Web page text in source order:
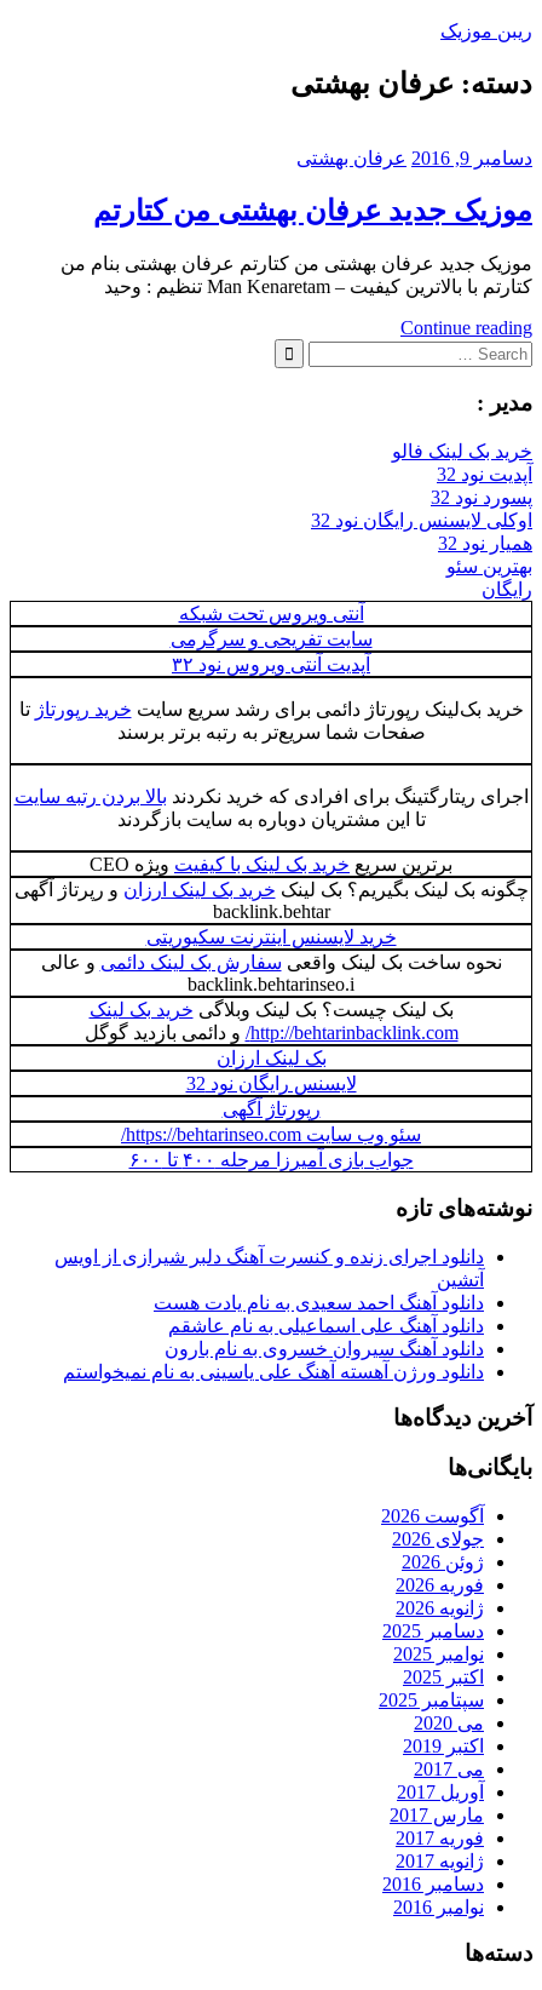
Skip
ریبن موزیک
دانلود
دسته: عرفان بهشتی
دسامبر 9, 2016 عرفان بهشتی
موزیک جدید عرفان بهشتی من کتارتم
موزیک جدید عرفان بهشتی من کتارتم عرفان بهشتی بنام من
کتارتم با بالاترین کیفیت – Man Kenaretam تنظیم : وحید
Continue reading
Search
for:
Search
مدیر :
خرید بک لینک فالو
آپدیت نود 32
پسورد نود 32
اوکلی لایسنس رایگان نود 32
همیار نود 32
بهترین سئو
رایگان
آنتی ویروس تحت شبکه
سایت تفریحی و سرگرمی
آپدیت آنتی ویروس نود ۳۲
خرید بک‌لینک رپورتاژ دائمی برای رشد سریع سایت خرید رپورتاژ تا
صفحات شما سریع‌تر به رتبه برتر برسند
اجرای ریتارگتینگ برای افرادی که خرید نکردند بالا بردن رتبه سایت
تا این مشتریان دوباره به سایت بازگردند
برترین سریع خرید بک لینک با کیفیت ویژه CEO
چگونه بک لینک بگیریم؟ بک لینک خرید بک لینک ارزان و رپرتاژ آگهی
backlink.behtar
خرید لایسنس اینترنت سکیوریتی
نحوه ساخت بک لینک واقعی سفارش بک لینک دائمی و عالی
backlink.behtarinseo.i
بک لینک چیست؟ بک لینک وبلاگی خرید بک لینک
http://behtarinbacklink.com/ و دائمی بازدید گوگل
بک لینک ارزان
لایسنس رایگان نود 32
رپورتاژ آگهی
سئو وب سایت https://behtarinseo.com/
جواب بازی آمیرزا مرحله ۴۰۰ تا ۶۰۰
نوشته‌های تازه
دانلود اجرای زنده و کنسرت آهنگ دلبر شیرازی از اویس
آتشین
دانلود آهنگ احمد سعیدی به نام یادت هست
دانلود آهنگ علی اسماعیلی به نام عاشقم
دانلود آهنگ سیروان خسروی به نام بارون
دانلود ورژن آهسته آهنگ علی یاسینی به نام نمیخواستم
آخرین دیدگاه‌ها
بایگانی‌ها
آگوست 2026
جولای 2026
ژوئن 2026
فوریه 2026
ژانویه 2026
دسامبر 2025
نوامبر 2025
اکتبر 2025
سپتامبر 2025
می 2020
اکتبر 2019
می 2017
آوریل 2017
مارس 2017
فوریه 2017
ژانویه 2017
دسامبر 2016
نوامبر 2016
دسته‌ها